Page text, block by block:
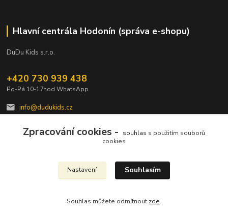
Hlavní centrála Hodonín (správa e-shopu)
DuDu Kids s.r.o.
+420 730 939 438
Po-Pá 10-17hod WhatsApp
info@dudukids.cz
Upravit sběr cookies.
Zpracování cookies - souhlas s použitím souborů
cookies
Nastavení Souhlasím
Souhlas můžete odmítnout zde.